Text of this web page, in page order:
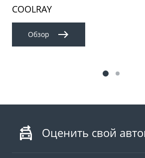
COOLRAY
Обзор
Оценить свой